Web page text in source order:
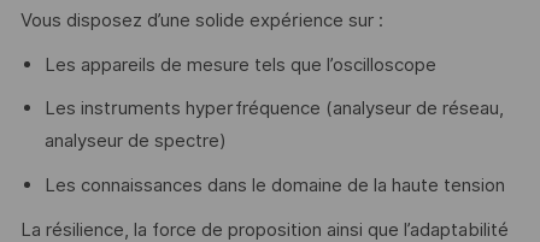
Vous disposez d’une solide expérience sur :
Les appareils de mesure tels que l’oscilloscope
Les instruments hyperfréquence (analyseur de réseau,
analyseur de spectre)
Les connaissances dans le domaine de la haute tension
La résilience, la force de proposition ainsi que l’adaptabilité